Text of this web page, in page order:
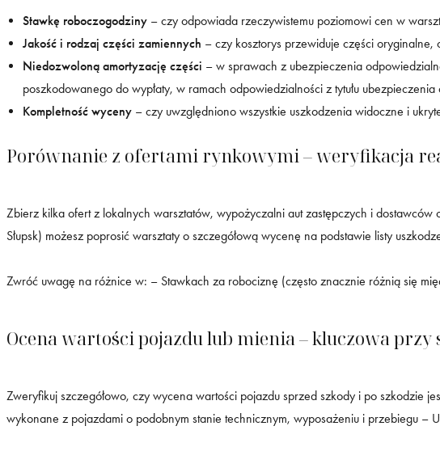
Stawkę roboczogodziny – czy odpowiada rzeczywistemu poziomowi cen w
Jakość i rodzaj części zamiennych – czy kosztorys przewiduje części
Niedozwoloną amortyzację części – w sprawach z ubezpieczenia
poszkodowanego do wypłaty, w ramach odpowiedzialności z tytułu
Kompletność wyceny – czy uwzględniono wszystkie uszkodzenia widoczne i
Porównanie z ofertami rynkowymi – weryfikacja
Zbierz kilka ofert z lokalnych warsztatów, wypożyczalni aut zastępczych i
Słupsk) możesz poprosić warsztaty o szczegółową wycenę na podstawie listy
Zwróć uwagę na różnice w: – Stawkach za robociznę (często znacznie różnią się
Ocena wartości pojazdu lub mienia – kluczowa przy
Zweryfikuj szczegółowo, czy wycena wartości pojazdu sprzed szkody i po szkodzie
wykonane z pojazdami o podobnym stanie technicznym, wyposażeniu i przebiegu –